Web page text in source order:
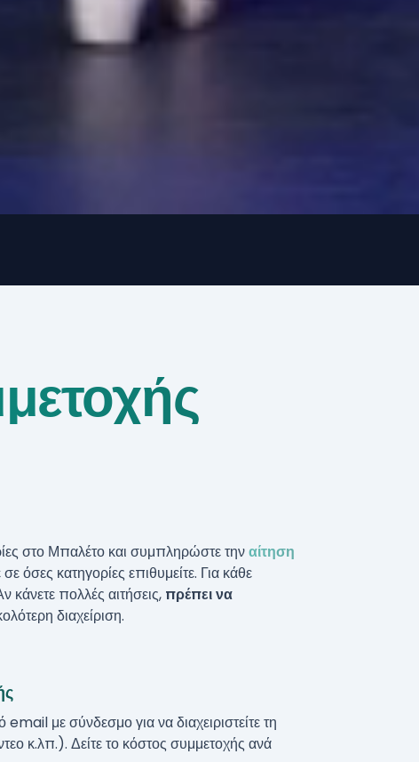
στο Μπαλέτο και συμπληρώστε τηναίτηση
όσες κατηγορίες επιθυμείτε. Για κάθε
κάνετε πολλές αιτήσεις, πρέπει να
διαχείριση.
με σύνδεσμο για να διαχειριστείτε τη
κ.λπ.). Δείτε το κόστος συμμετοχής ανά